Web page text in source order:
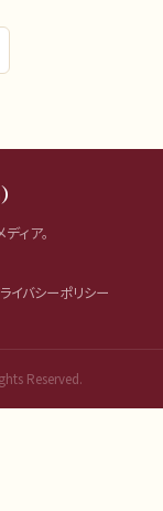
ィア。
イバシーポリシー
Reserved.